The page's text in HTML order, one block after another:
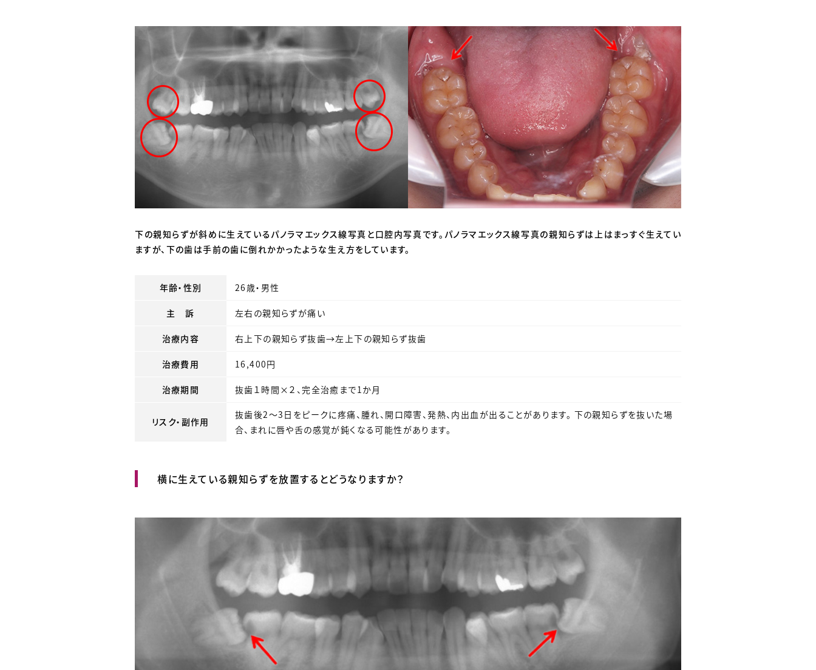
下の親知らずが斜めに生えているパノラマエックス線写真と口腔内写真です。パノラマエックス線写真の親知らずは上はまっすぐ生えてい
ますが、下の歯は手前の歯に倒れかかったような生え方をしています。
年齢・性別 26歳・男性
主 訴 左右の親知らずが痛い
治療内容 右上下の親知らず抜歯→左上下の親知らず抜歯
治療費用 16,400円
治療期間 抜歯１時間×２、完全治癒まで1か月
リスク・副作用
抜歯後2〜3日をピークに疼痛、腫れ、開口障害、発熱、内出血が出ることがあります。 下の親知らずを抜いた場
合、まれに唇や舌の感覚が鈍くなる可能性があります。
横に生えている親知らずを放置するとどうなりますか？